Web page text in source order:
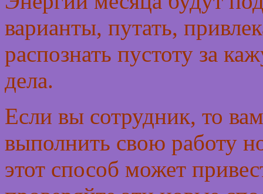
варианты, путать,
распознать пустоту за
дела.
Если вы сотрудник, то
выполнить свою работу
этот способ может